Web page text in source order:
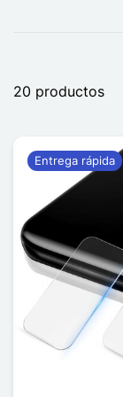
20 productos
Entrega rápida